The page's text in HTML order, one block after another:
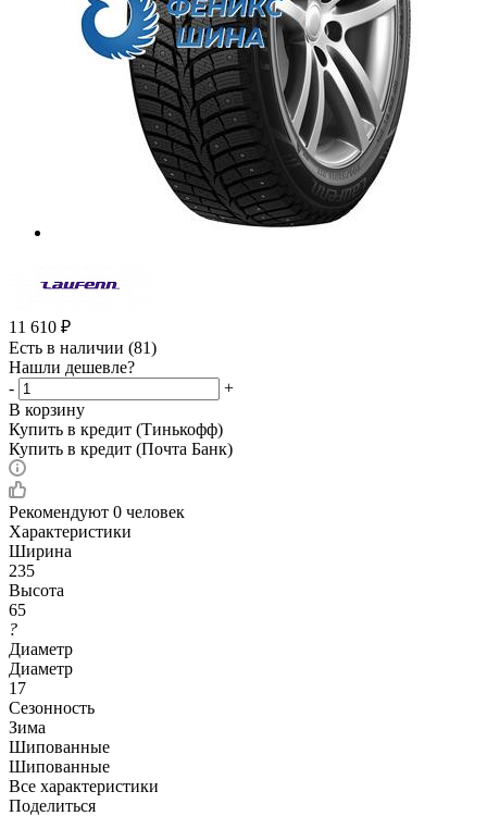
11 610 ₽
Есть в наличии (81)
Нашли дешевле?
-
+
В корзину
Купить в кредит (Тинькофф)
Купить в кредит (Почта Банк)
Рекомендуют 0 человек
Характеристики
Ширина
235
Высота
65
?
Диаметр
Диаметр
17
Сезонность
Зима
Шипованные
Шипованные
Все характеристики
Поделиться